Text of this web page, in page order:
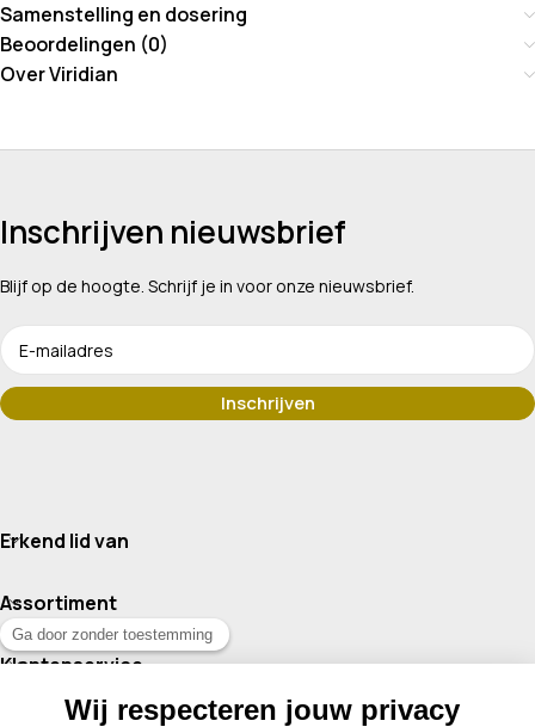
Samenstelling en dosering
Beoordelingen (0)
Over Viridian
Inschrijven nieuwsbrief
Blijf op de hoogte. Schrijf je in voor onze nieuwsbrief.
Erkend lid van
Assortiment
Klantenservice